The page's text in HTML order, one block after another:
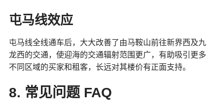
屯马线效应
屯马线全线通车后，大大改善了由马鞍山前往新界西及九
龙西的交通，使迎海的交通辐射范围更广，有助吸引更多
不同区域的买家和租客，长远对其楼价有正面支持。
8. 常见问题 FAQ